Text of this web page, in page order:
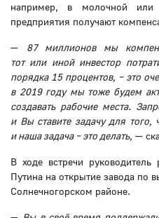
например, в молочной или
предприятия получают
— 87 миллионов мы
тот или иной инвестор
порядка 15 процентов, – это
в 2019 году мы тоже будем
создавать рабочие места.
и Вы ставите задачу для
и наша задача – это делать, —
В ходе встречи
Путина на открытие завода по
Солнечногорском районе.